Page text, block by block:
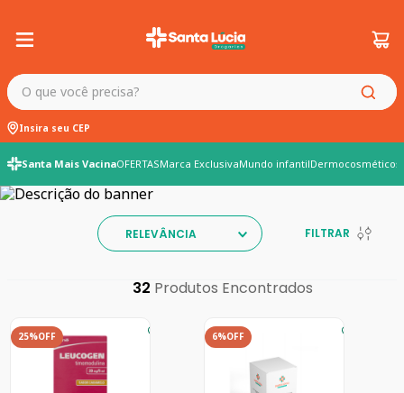
O que você precisa?
Insira seu CEP
Santa Mais VacinaOFERTASMarca ExclusivaMundo infantilDermocosméticos
RELEVÂNCIA FILTRAR
32
25%OFF 6%OFF